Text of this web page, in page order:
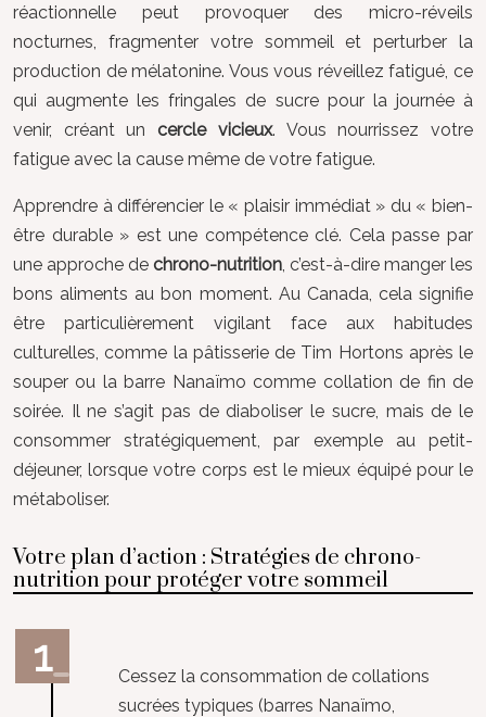
réactionnelle peut provoquer des micro-réveils
nocturnes, fragmenter votre sommeil et perturber la
production de mélatonine. Vous vous réveillez fatigué, ce
qui augmente les fringales de sucre pour la journée à
venir, créant un cercle vicieux. Vous nourrissez votre
fatigue avec la cause même de votre fatigue.
Apprendre à différencier le « plaisir immédiat » du « bien-
être durable » est une compétence clé. Cela passe par
une approche de chrono-nutrition, c’est-à-dire manger les
bons aliments au bon moment. Au Canada, cela signifie
être particulièrement vigilant face aux habitudes
culturelles, comme la pâtisserie de Tim Hortons après le
souper ou la barre Nanaïmo comme collation de fin de
soirée. Il ne s’agit pas de diaboliser le sucre, mais de le
consommer stratégiquement, par exemple au petit-
déjeuner, lorsque votre corps est le mieux équipé pour le
métaboliser.
Votre plan d’action : Stratégies de chrono-
nutrition pour protéger votre sommeil
Cessez la consommation de collations
sucrées typiques (barres Nanaïmo,